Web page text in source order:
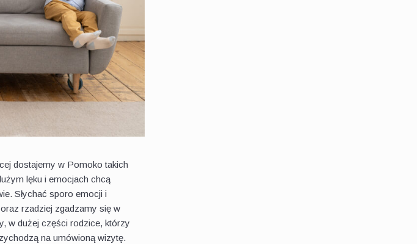
dostajemy w Pomoko takich
lęku i emocjach chcą
Słychać sporo emocji i
rzadziej zgadzamy się w
w dużej części rodzice, którzy
na umówioną wizytę.